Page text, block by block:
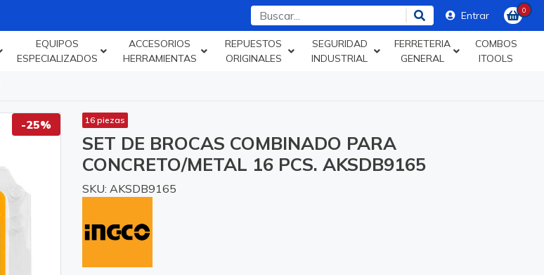
Entrar 0
EQUIPOS
ESPECIALIZADOS
ACCESORIOS
HERRAMIENTAS
REPUESTOS
ORIGINALES
SEGURIDAD
INDUSTRIAL
FERRETERIA
GENERAL
COMBOS
ITOOLS
-25% 16 piezas
SET DE BROCAS COMBINADO PARA
CONCRETO/METAL 16 PCS. AKSDB9165
SKU: AKSDB9165